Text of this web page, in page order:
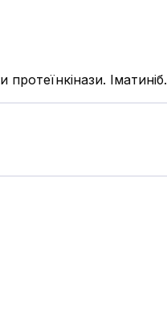
протеїнкінази. Іматиніб.